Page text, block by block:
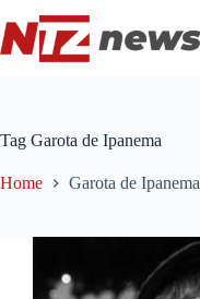
para
o
conteúdo
Tag Garota de Ipanema
Home Garota de Ipanema